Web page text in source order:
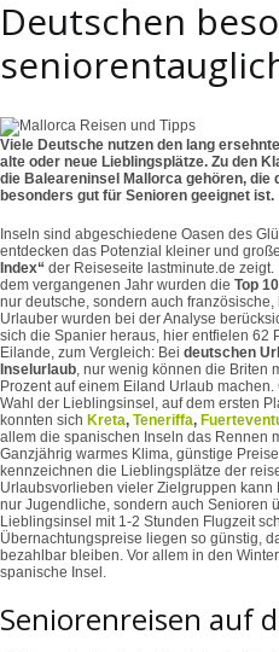
Deutschen
Viele Deutsche nutzen den lang
alte oder neue Lieblingsplätze. Zu den
die Baleareninsel Mallorca gehören,
besonders gut für Senioren geeignet ist.
Inseln sind abgeschiedene Oasen des
entdecken das Potenzial kleiner und
Index“ der Reiseseite lastminute.de
dem vergangenen Jahr wurden die Top
nur deutsche, sondern auch
Urlauber wurden bei der Analyse
sich die Spanier heraus, hier entfielen 62
Eilande, zum Vergleich: Bei deutschen
Inselurlaub , nur wenig können die Briten
Prozent auf einem Eiland Urlaub
Wahl der Lieblingsinsel, auf dem ersten
konnten sich Kreta, Teneriffa,
allem die spanischen Inseln das Rennen
Ganzjährig warmes Klima, günstige
kennzeichnen die Lieblingsplätze der
Urlaubsvorlieben vieler Zielgruppen
nur Jugendliche, sondern auch Senioren
Lieblingsinsel mit 1-2 Stunden Flugzeit
Übernachtungspreise liegen so günstig,
bezahlbar bleiben. Vor allem in den
spanische Insel.
Seniorenreisen auf